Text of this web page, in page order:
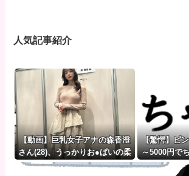
人気記事紹介
【動画】巨乳女子アナの森香澄
さん(28)、うっかりお●ぱいの柔
らかさを公表してしまうｗｗｗ
【驚愕】ピ
～5000円で
もらえ